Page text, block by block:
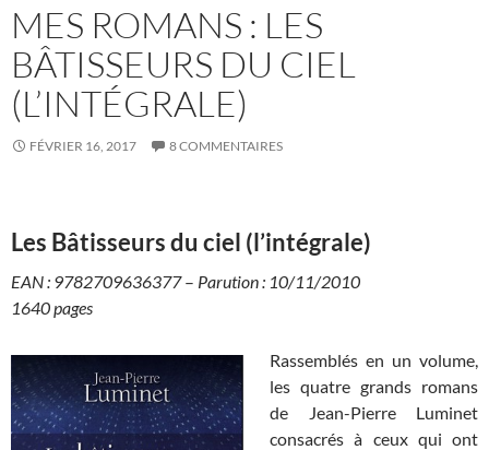
MES ROMANS : LES
BÂTISSEURS DU CIEL
(L’INTÉGRALE)
FÉVRIER 16, 2017 8 COMMENTAIRES
Les Bâtisseurs du ciel (l’intégrale)
EAN : 9782709636377– Parution : 10/11/2010
1640 pages
Rassemblés en un volume,
les quatre grands romans
de Jean-Pierre Luminet
consacrés à ceux qui ont